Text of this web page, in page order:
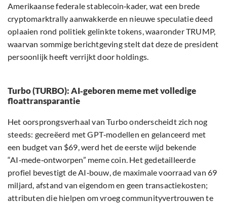
Amerikaanse federale stablecoin‑kader, wat een brede
cryptomarktrally aanwakkerde en nieuwe speculatie deed
oplaaien rond politiek gelinkte tokens, waaronder TRUMP,
waarvan sommige berichtgeving stelt dat deze de president
persoonlijk heeft verrijkt door holdings.
Turbo (TURBO): AI‑geboren meme met volledige
floattransparantie
Het oorsprongsverhaal van Turbo onderscheidt zich nog
steeds: gecreëerd met GPT‑modellen en gelanceerd met
een budget van $69, werd het de eerste wijd bekende
“AI‑mede‑ontworpen” meme coin. Het gedetailleerde
profiel bevestigt de AI‑bouw, de maximale voorraad van 69
miljard, afstand van eigendom en geen transactiekosten;
attributen die hielpen om vroeg communityvertrouwen te